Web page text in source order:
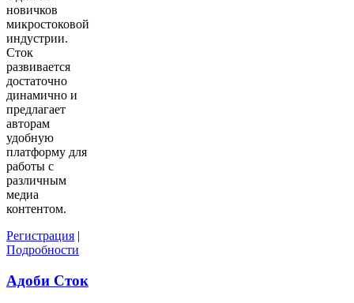
новичков
микростоковой
индустрии.
Сток
развивается
достаточно
динамично и
предлагает
авторам
удобную
платформу для
работы с
различным
медиа
контентом.
Регистрация |
Подробности
Адоби Сток